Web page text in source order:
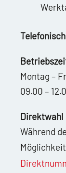
Montag –
09.00 –
Direktwahl
Während